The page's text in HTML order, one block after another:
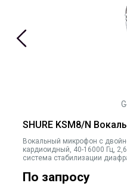
SHURE KSM8/N
Вокальный микрофон с
кардиоидный, 40-16000 Гц,
система стабилизации
По запросу